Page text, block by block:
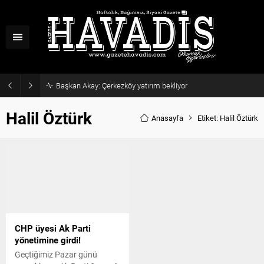
Başkan Akay: Çerkezköy yatırım bekliyor
Halil Öztürk Anasayfa Etiket: Halil Öztürk
CHP üyesi Ak Parti
yönetimine girdi!
Geçtiğimiz Pazar günü